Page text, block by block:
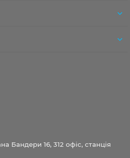
Бандери 16, 312 офіс, станція